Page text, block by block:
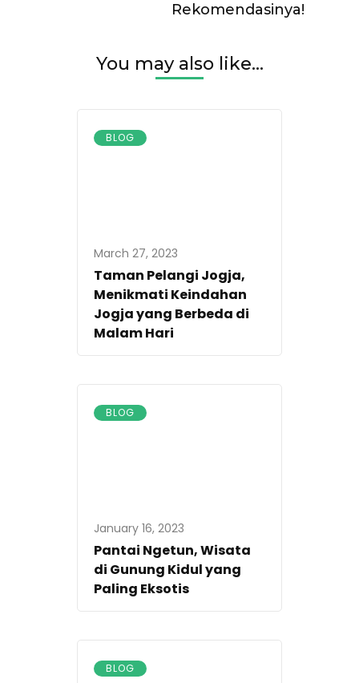
Rekomendasinya!
You may also like...
BLOG
March 27, 2023
Taman Pelangi Jogja,
Menikmati Keindahan
Jogja yang Berbeda di
Malam Hari
BLOG
January 16, 2023
Pantai Ngetun, Wisata
di Gunung Kidul yang
Paling Eksotis
BLOG